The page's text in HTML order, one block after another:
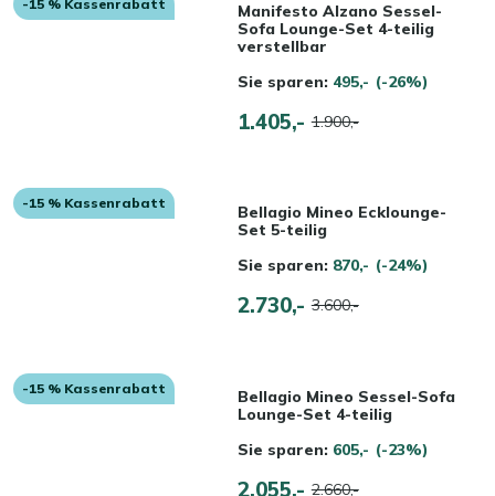
-15 % Kassenrabatt
Manifesto Alzano Sessel-
Sofa Lounge-Set 4-teilig
verstellbar
Sie sparen: 495,- (-26%)
1.405,- 1.900,-
-15 % Kassenrabatt
Bellagio Mineo Ecklounge-
Set 5-teilig
Sie sparen: 870,- (-24%)
2.730,- 3.600,-
-15 % Kassenrabatt
Bellagio Mineo Sessel-Sofa
Lounge-Set 4-teilig
Sie sparen: 605,- (-23%)
2.055,- 2.660,-